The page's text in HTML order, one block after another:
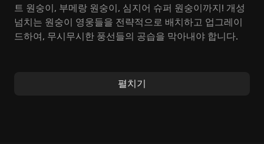
트 원숭이, 부메랑 원숭이, 심지어 슈퍼 원숭이까지! 개성
넘치는 원숭이 영웅들을 전략적으로 배치하고 업그레이
드하여, 무시무시한 풍선들의 공습을 막아내야 합니다.
합니다. 톡톡 터지는 풍선 소리와 함께, 다양한 맵의 특성
펼치기